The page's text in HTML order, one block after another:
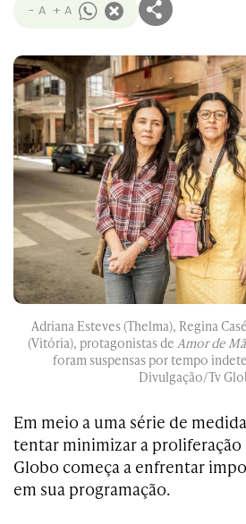
- A + A
Adriana Esteves (Thelma), Regina
(Vitória), protagonistas de Amor de
foram suspensas por tempo
Divulgação/Tv
Em meio a uma série de
tentar minimizar a proliferação
Globo começa a enfrentar
em sua programação.